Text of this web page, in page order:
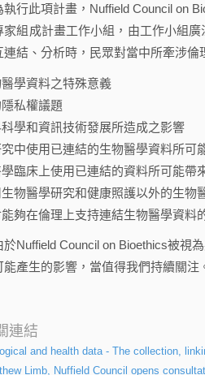
此項計畫，Nuffield Council on
家組成計畫工作小組，由工作小組
連結、分析時，民眾對當中所牽涉倫
學資料之特殊意義
私權議題
學和資訊技術發展所造成之影響
中使用已連結的生物醫學資料所可
臨床上使用已連結的資料所可能帶
物醫學研究和健康照護以外的生物
夠在倫理上支持連結生物醫學資料
Council on Bioethics被視為
能產生的影響，當值得我們持續關注
連結
and health data - The collection,
Limb, Nuffield Council opens